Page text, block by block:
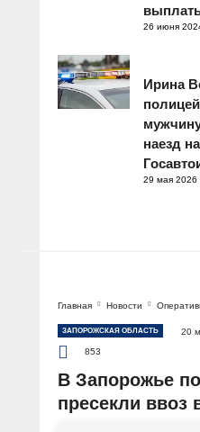
26 июня
Ирина
наезд
29 мая 2026
Главная Новости
ЗАПОРОЖСКАЯ ОБЛАСТЬ
20
853
В Запорожье
пресекли ввоз
«синтетики»,